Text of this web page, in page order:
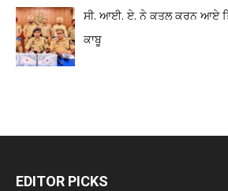
ਸੀ. ਆਈ. ਏ. ਨੇ ਕਤਲ ਕਰਨ ਆਏ
ਕਾਬੂ
EDITOR PICKS